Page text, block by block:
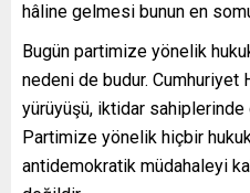
hâline gelmesi bunun en
Bugün partimize yönelik
nedeni de budur. Cumhuriyet
yürüyüşü, iktidar sahiplerinde
Partimize yönelik hiçbir
antidemokratik müdahaleyi